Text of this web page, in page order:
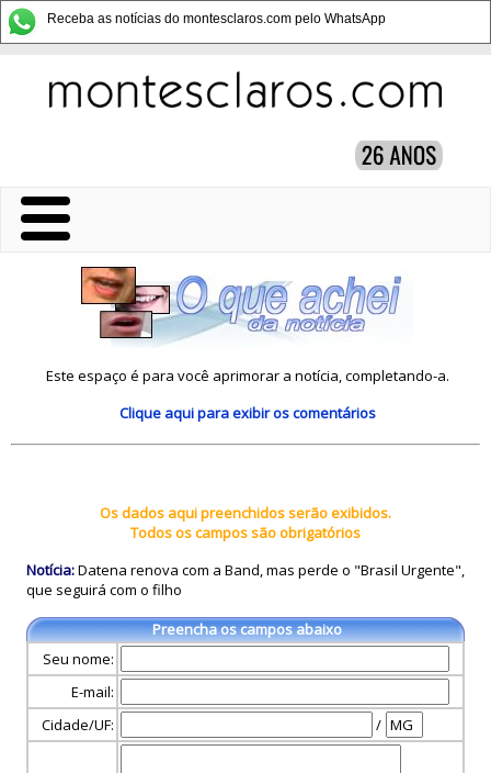
Receba as notícias do montesclaros.com pelo WhatsApp
Este espaço é para você aprimorar a notícia, completando-a.
Clique aquipara exibir os comentários
Os dados aqui preenchidos serão exibidos.
Todos os campos são obrigatórios
Notícia:Datena renova com a Band, mas perde o "Brasil Urgente",
que seguirá com o filho
Preencha os campos abaixo
Seu nome:
E-mail:
Cidade/UF:
/